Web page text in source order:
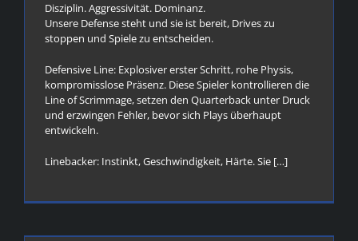
Disziplin. Aggressivität. Dominanz.
Unsere Defense steht und sie ist bereit, Drives zu
stoppen und Spiele zu entscheiden.
Defensive Line: Explosiver erster Schritt, rohe Physis,
kompromisslose Präsenz. Diese Spieler kontrollieren die
Line of Scrimmage, setzen den Quarterback unter Druck
und erzwingen Fehler, bevor sich Plays überhaupt
entwickeln.
Linebacker: Instinkt, Geschwindigkeit, Härte. Sie […]